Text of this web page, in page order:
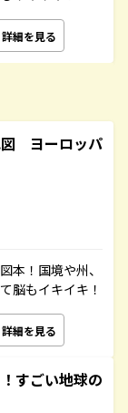
詳細を見る
ヨーロッパ
本！国境や州、
脳もイキイキ！
詳細を見る
すごい地球の